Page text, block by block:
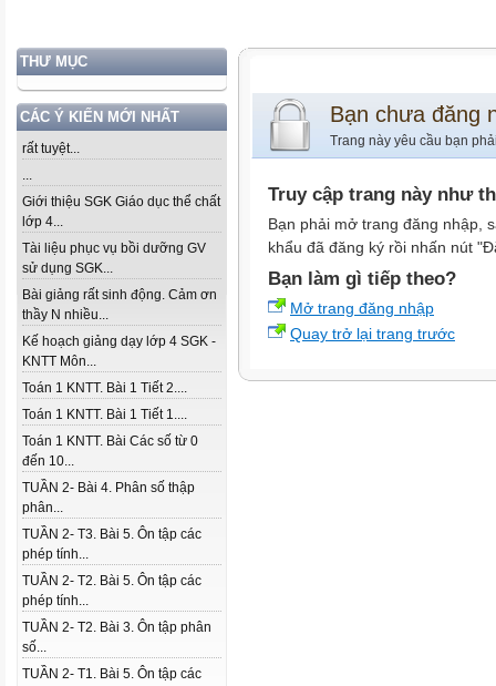
THƯ MỤC
CÁC Ý KIẾN MỚI NHẤT
rất tuyệt...
...
Giới thiệu SGK Giáo dục thể chất
lớp 4...
Tài liệu phục vụ bồi dưỡng GV
sử dụng SGK...
Bài giảng rất sinh động. Cảm ơn
thầy N nhiều...
Kế hoạch giảng dạy lớp 4 SGK -
KNTT Môn...
Toán 1 KNTT. Bài 1 Tiết 2....
Toán 1 KNTT. Bài 1 Tiết 1....
Toán 1 KNTT. Bài Các số từ 0
đến 10...
TUẦN 2- Bài 4. Phân số thập
phân...
TUẦN 2- T3. Bài 5. Ôn tập các
phép tính...
TUẦN 2- T2. Bài 5. Ôn tập các
phép tính...
TUẦN 2- T2. Bài 3. Ôn tập phân
số...
TUẦN 2- T1. Bài 5. Ôn tập các
Bạn chưa đăng
Trang này yêu cầu bạn
Truy cập trang này như
Bạn phải mở trang đăng nhập,
khẩu đã đăng ký rồi nhấn nút
Bạn làm gì tiếp theo?
Mở trang đăng nhập
Quay trở lại trang trước